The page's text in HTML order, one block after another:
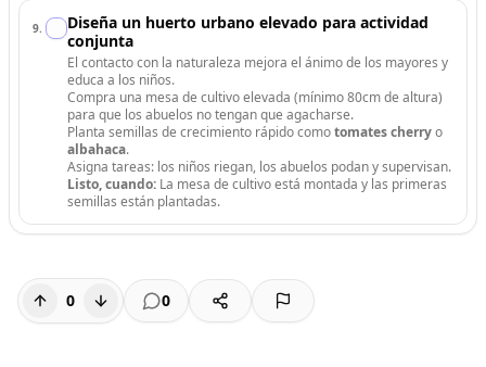
9.
Diseña un huerto urbano elevado para actividad
conjunta
El contacto con la naturaleza mejora el ánimo de los mayores y
educa a los niños.
Compra una mesa de cultivo elevada (mínimo 80cm de altura)
para que los abuelos no tengan que agacharse.
Planta semillas de crecimiento rápido comotomates cherryo
albahaca.
Asigna tareas: los niños riegan, los abuelos podan y supervisan.
Listo, cuando: La mesa de cultivo está montada y las primeras
semillas están plantadas.
0 0